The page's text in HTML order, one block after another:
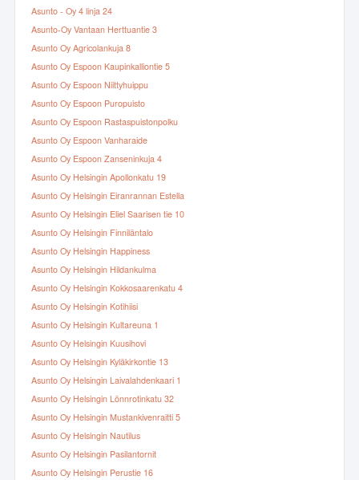
Asunto - Oy 4 linja 24
Asunto-Oy Vantaan Herttuantie 3
Asunto Oy Agricolankuja 8
Asunto Oy Espoon Kaupinkalliontie 5
Asunto Oy Espoon Niittyhuippu
Asunto Oy Espoon Puropuisto
Asunto Oy Espoon Rastaspuistonpolku
Asunto Oy Espoon Vanharaide
Asunto Oy Espoon Zanseninkuja 4
Asunto Oy Helsingin Apollonkatu 19
Asunto Oy Helsingin Eiranrannan Estella
Asunto Oy Helsingin Eliel Saarisen tie 10
Asunto Oy Helsingin Finniläntalo
Asunto Oy Helsingin Happiness
Asunto Oy Helsingin Hildankulma
Asunto Oy Helsingin Kokkosaarenkatu 4
Asunto Oy Helsingin Kotihiisi
Asunto Oy Helsingin Kultareuna 1
Asunto Oy Helsingin Kuusihovi
Asunto Oy Helsingin Kyläkirkontie 13
Asunto Oy Helsingin Laivalahdenkaari 1
Asunto Oy Helsingin Lönnrotinkatu 32
Asunto Oy Helsingin Mustankivenraitti 5
Asunto Oy Helsingin Nautilus
Asunto Oy Helsingin Pasilantornit
Asunto Oy Helsingin Perustie 16